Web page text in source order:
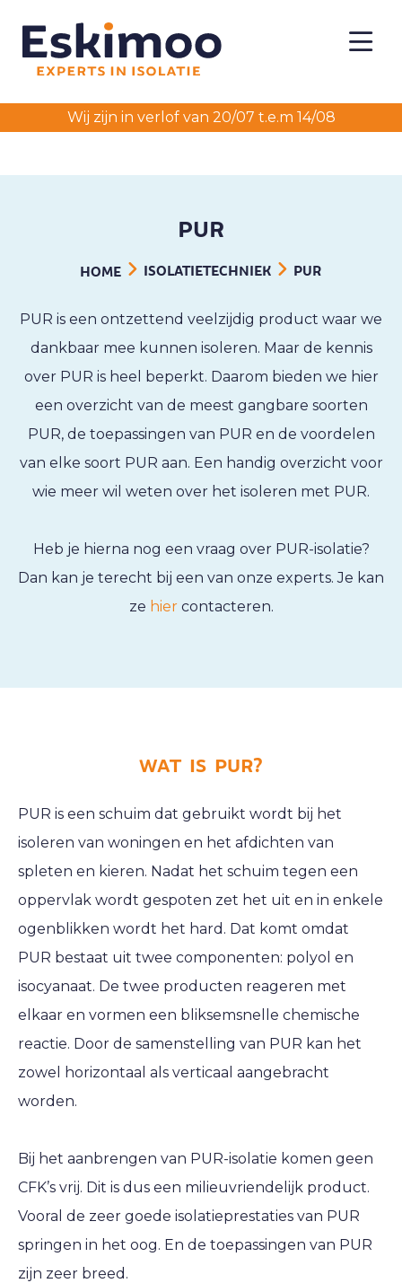
Wij zijn in verlof van 20/07 t.e.m 14/08
PUR
HOME ISOLATIETECHNIEK PUR
PUR is een ontzettend veelzijdig product waar we
dankbaar mee kunnen isoleren. Maar de kennis
over PUR is heel beperkt. Daarom bieden we hier
een overzicht van de meest gangbare soorten
PUR, de toepassingen van PUR en de voordelen
van elke soort PUR aan. Een handig overzicht voor
wie meer wil weten over het isoleren met PUR.
Heb je hierna nog een vraag over PUR-isolatie?
Dan kan je terecht bij een van onze experts. Je kan
ze hiercontacteren.
WAT IS PUR?
PUR is een schuim dat gebruikt wordt bij het
isoleren van woningen en het afdichten van
spleten en kieren. Nadat het schuim tegen een
oppervlak wordt gespoten zet het uit en in enkele
ogenblikken wordt het hard. Dat komt omdat
PUR bestaat uit twee componenten: polyol en
isocyanaat. De twee producten reageren met
elkaar en vormen een bliksemsnelle chemische
reactie. Door de samenstelling van PUR kan het
zowel horizontaal als verticaal aangebracht
worden.
Bij het aanbrengen van PUR-isolatie komen geen
CFK’s vrij. Dit is dus een milieuvriendelijk product.
Vooral de zeer goede isolatieprestaties van PUR
springen in het oog. En de toepassingen van PUR
zijn zeer breed.